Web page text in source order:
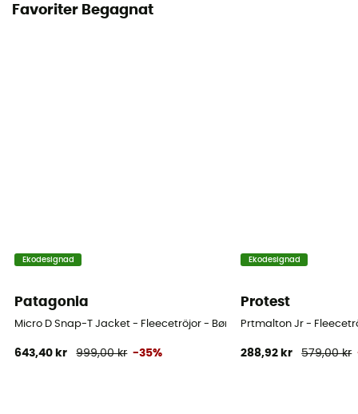
Favoriter Begagnat
Ekodesignad
Patagonia
Micro D Snap-T Jacket - Fleecetröjor - Børn
643,40 kr 999,00 kr -35%
Ekodesignad
Protest
Prtmalton Jr -
288,92 kr 579,00 kr